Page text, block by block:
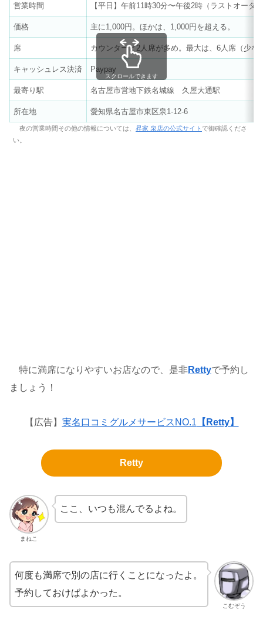
営業時間 【平日】午前11時30分〜午後2時（ラストオーダ
価格 主に1,000円。ほかは、1,000円を超える。
席 カウンターと2人席が多め。最大は、6人席（少な
キャッシュレス決済 Paypay
最寄り駅 名古屋市営地下鉄名城線 久屋大通駅
所在地 愛知県名古屋市東区泉1-12-6
スクロールできます
夜の営業時間その他の情報については、 昇家 泉店の公式サイト で御確認くださ
い。
特に満席になりやすいお店なので、是非Rettyで予約し
ましょう！
【広告】 実名口コミグルメサービスNO.1 【Retty】
Retty
まねこ
ここ、いつも混んでるよね。
こむぞう
何度も満席で別の店に行くことになったよ。
予約しておけばよかった。